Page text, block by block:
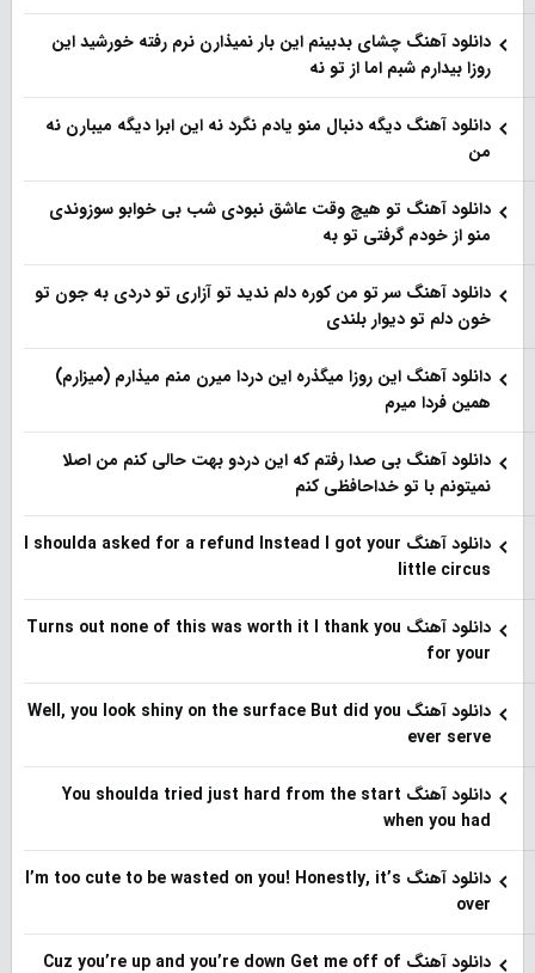
دانلود آهنگ چشای بدبینم این بار نمیذارن نرم رفته خورشید این
روزا بیدارم شبم اما از تو نه
دانلود آهنگ دیگه دنبال منو یادم نگرد نه این ابرا دیگه میبارن نه
من
دانلود آهنگ تو هیچ وقت عاشق نبودی شب بی خوابو سوزوندی
منو از خودم گرفتی تو به
دانلود آهنگ سر تو من کوره دلم ندید تو آزاری تو دردی به جون تو
خون دلم تو دیوار بلندی
دانلود آهنگ این روزا میگذره این دردا میرن منم میذارم (میزارم)
همین فردا میرم
دانلود آهنگ بی صدا رفتم که این دردو بهت حالی کنم من اصلا
نمیتونم با تو خداحافظی کنم
دانلود آهنگ I shoulda asked for a refund Instead I got your
little circus
دانلود آهنگ Turns out none of this was worth it I thank you
for your
دانلود آهنگ Well, you look shiny on the surface But did you
ever serve
دانلود آهنگ You shoulda tried just hard from the start
when you had
دانلود آهنگ I’m too cute to be wasted on you! Honestly, it’s
over
دانلود آهنگ Cuz you’re up and you’re down Get me off of